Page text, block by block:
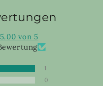
5.00 von 5
1
0